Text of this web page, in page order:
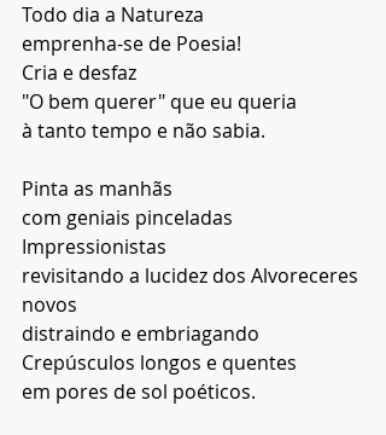
Todo dia a Natureza
emprenha-se de Poesia!
Cria e desfaz
"O bem querer" que eu queria
à tanto tempo e não sabia.
Pinta as manhãs
com geniais pinceladas
Impressionistas
revisitando a lucidez dos Alvoreceres
novos
distraindo e embriagando
Crepúsculos longos e quentes
em pores de sol poéticos.